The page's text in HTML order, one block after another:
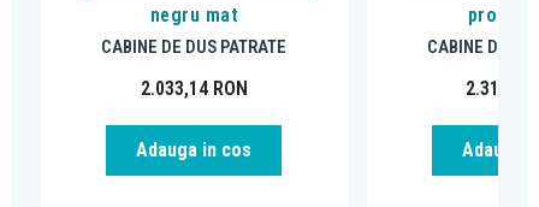
negru mat
CABINE DE DUS PATRATE
2.033,14 RON
Adauga in cos
profil
CABINE DE
2.314,00
Adauga